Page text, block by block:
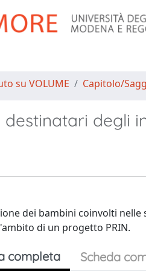
su VOLUME Capitolo/
degli
dei bambini coinvolti
di un progetto PRIN.
completa Scheda